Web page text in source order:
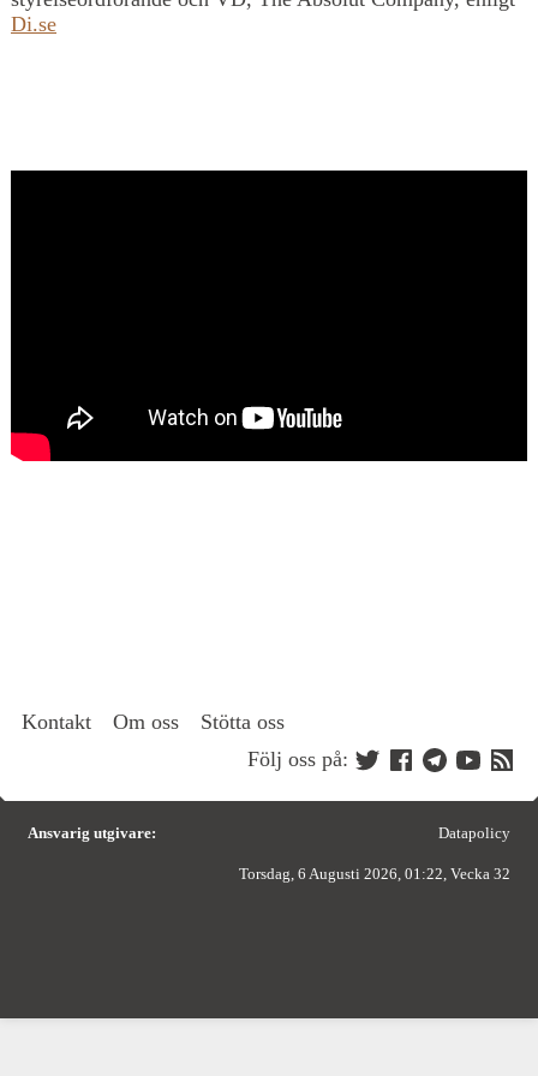
Di.se
Kontakt Om oss
Stötta oss
Följ oss på:
Ansvarig utgivare: Datapolicy
Torsdag, 6 Augusti 2026, 01:22, Vecka 32